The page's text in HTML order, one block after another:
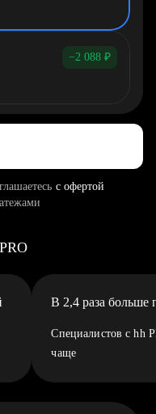
−2 088 ₽
с офертой
В 2,4 раза больше
Специалистов с hh
чаще